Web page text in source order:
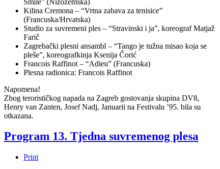
Kilina Cremona – “Vrtna zabava za tenisice”
(Francuska/Hrvatska)
Studio za suvremeni ples – “Stravinski i ja”, koreograf Matjaž
Farič
Zagrebački plesni ansambl – “Tango je tužna misao koja se
pleše”, koreografkinja Ksenija Čorić
Francois Raffinot – “Adieu” (Francuska)
Plesna radionica: Francois Raffinot
Napomena!
Zbog terorističkog napada na Zagreb gostovanja skupina DV8,
Henry van Zanten, Josef Nadj, Januarii na Festivalu ’95. bila su
otkazana.
Program 13. Tjedna suvremenog plesa
Print